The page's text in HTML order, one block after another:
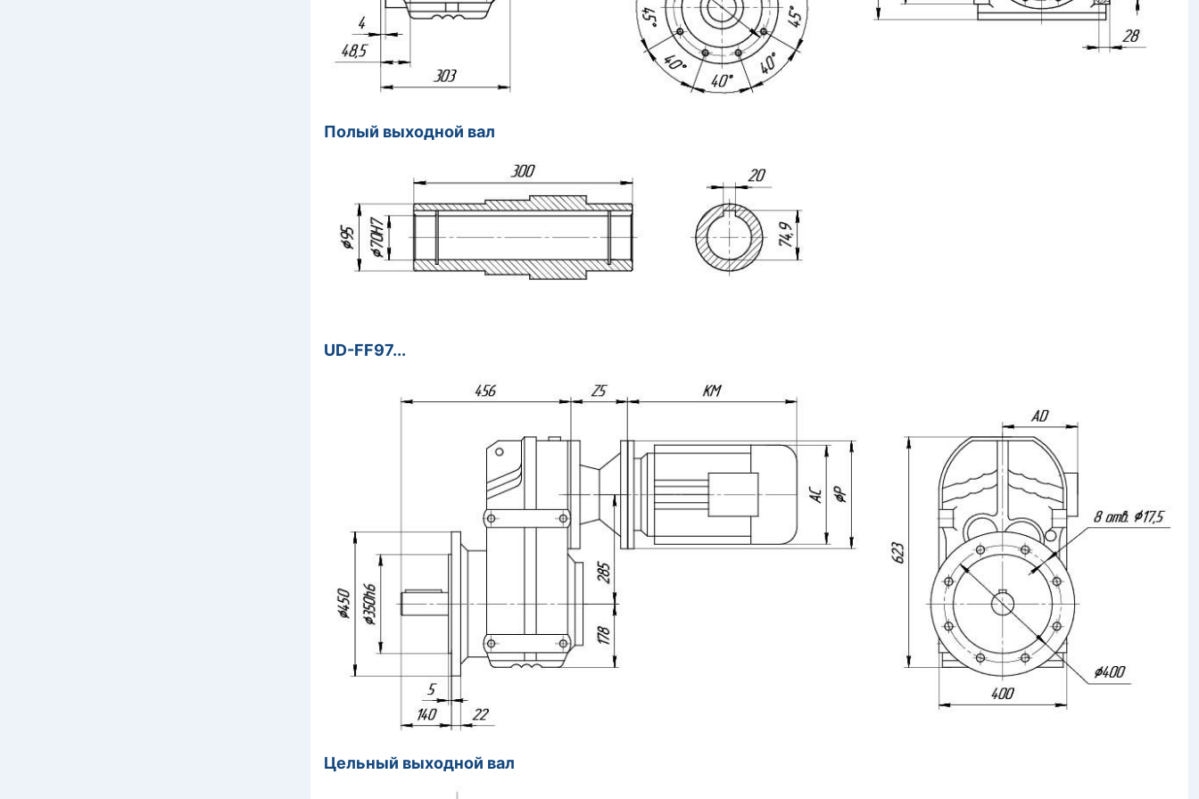
Полый выходной вал
UD-FF97...
Цельный выходной вал